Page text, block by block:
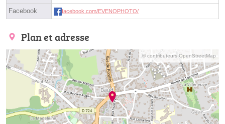
Facebook facebook.com/EVENOPHOTO/
Plan et adresse
© contributeurs OpenStreetMap